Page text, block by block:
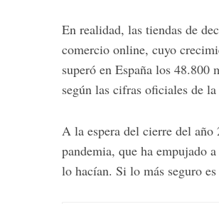
En realidad, las tiendas de
comercio online, cuyo
superó en España los 48.800
según las cifras oficiales de
A la espera del cierre del año
pandemia, que ha empujado
lo hacían. Si lo más seguro